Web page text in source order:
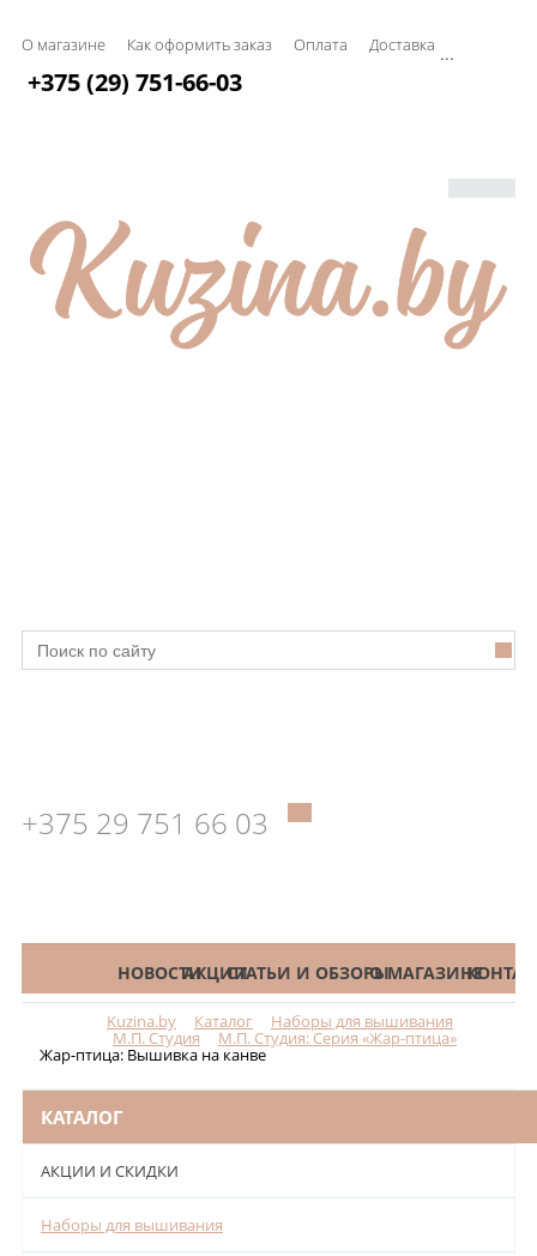
О магазине Как оформить заказ Оплата Доставка ...
+375 (29) 751-66-03
+375 29 751 66 03
КАТАЛОГНОВОСТИАКЦИИСТАТЬИ И ОБЗОРЫО МАГАЗИНЕ
Kuzina.by Каталог Наборы для вышивания
М.П. Студия М.П. Студия: Серия «Жар-птица»
Жар-птица: Вышивка на канве
КАТАЛОГ
АКЦИИ И СКИДКИ
Наборы для вышивания